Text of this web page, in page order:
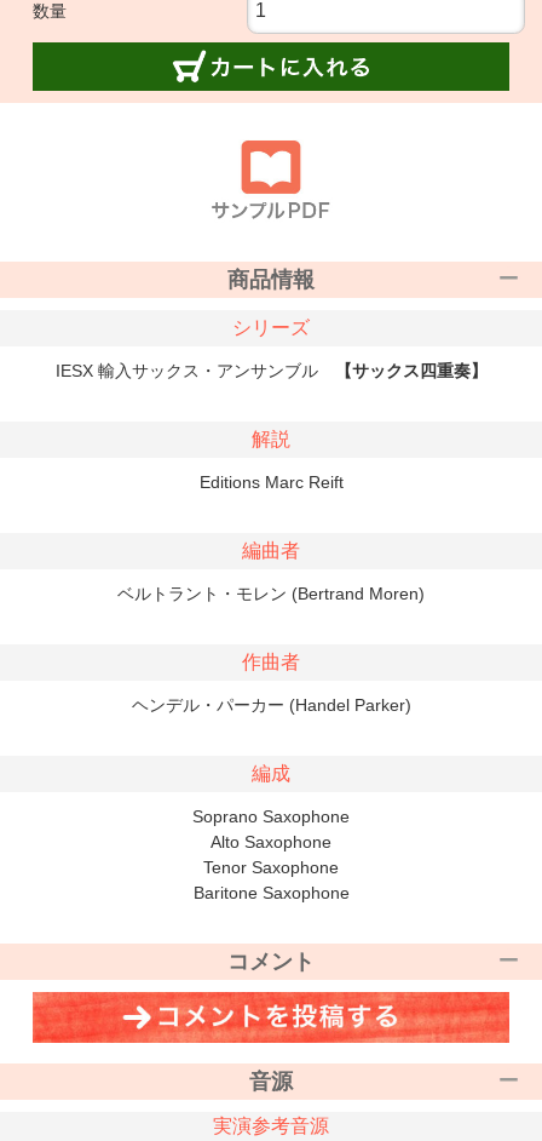
数量
商品情報
シリーズ
IESX 輸入サックス・アンサンブル 【サックス四重奏】
解説
Editions Marc Reift
編曲者
ベルトラント・モレン (Bertrand Moren)
作曲者
ヘンデル・パーカー (Handel Parker)
編成
Soprano Saxophone
Alto Saxophone
Tenor Saxophone
Baritone Saxophone
コメント
音源
実演参考音源